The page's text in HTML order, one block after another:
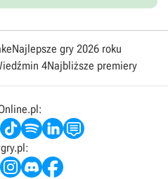
Najlepsze gry 2026 roku
4Najbliższe premiery